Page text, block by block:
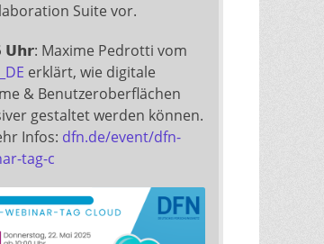
Suite vor.
𝗨𝗵𝗿: Maxime Pedrotti vom
erklärt, wie digitale
& Benutzeroberflächen
gestaltet werden können.
Infos: dfn.de/event/dfn-
tag-c